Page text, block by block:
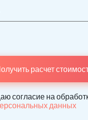
расчет
согласие на
данных